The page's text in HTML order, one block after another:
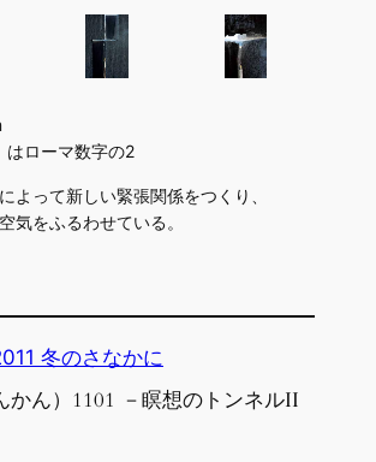
はローマ数字の2
よって新しい緊張関係をつくり、
気をふるわせている。
冬のさなかに
かん）1101 －瞑想のトンネルII